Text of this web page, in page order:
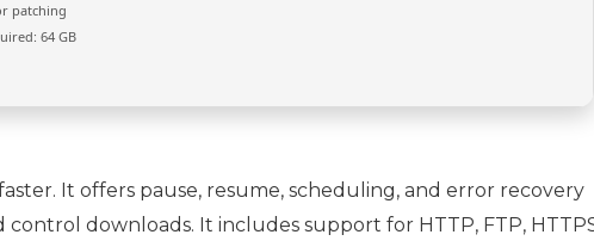
patching
64 GB
It offers pause, resume, scheduling, and error recovery
downloads. It includes support for HTTP, FTP,